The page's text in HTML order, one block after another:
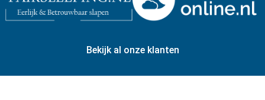
Bekijk al onze klanten